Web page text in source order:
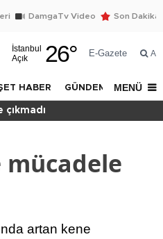
DamgaTv Video Son Dakika
İstanbul
Açık
26° E-Gazete Ara
HABER GÜNDEM DÜNYA
MENÜ
mücadele
artan kene